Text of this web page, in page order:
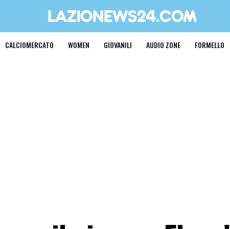
CALCIOMERCATO WOMEN GIOVANILI AUDIO ZONE FORMELLO